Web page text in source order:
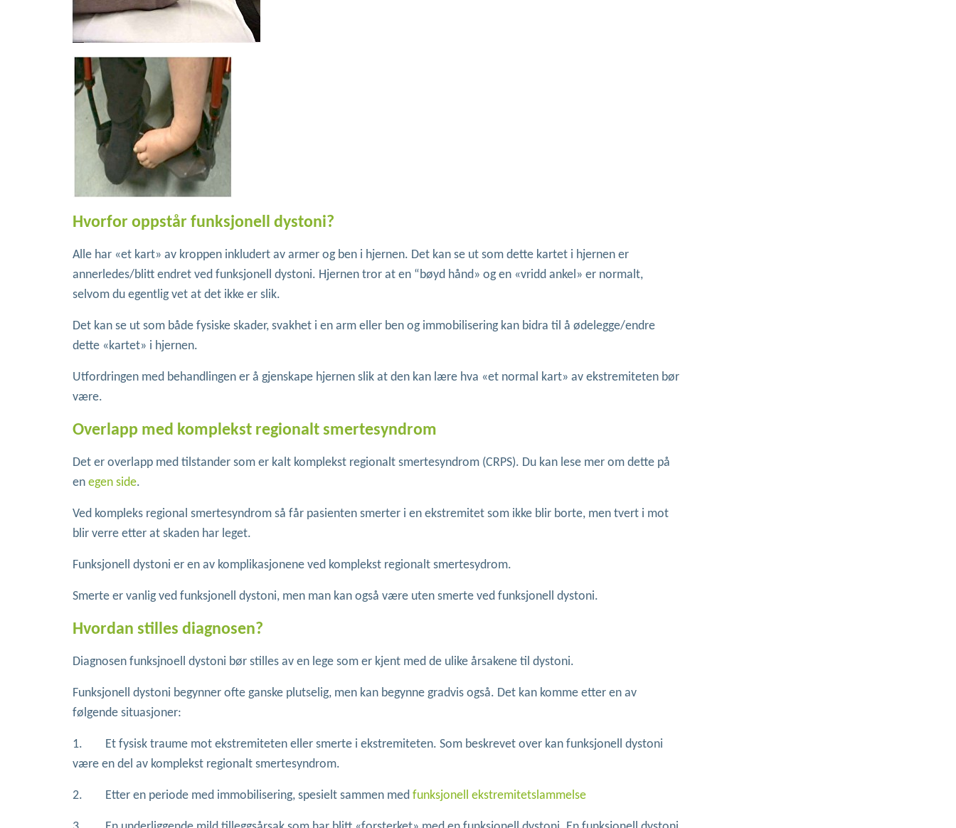
Hvorfor oppstår funksjonell dystoni?
Alle har «et kart» av kroppen inkludert av armer og ben i hjernen. Det kan se ut som dette kartet i hjernen er
annerledes/blitt endret ved funksjonell dystoni. Hjernen tror at en “bøyd hånd» og en «vridd ankel» er normalt,
selvom du egentlig vet at det ikke er slik.
Det kan se ut som både fysiske skader, svakhet i en arm eller ben og immobilisering kan bidra til å ødelegge/endre
dette «kartet» i hjernen.
Utfordringen med behandlingen er å gjenskape hjernen slik at den kan lære hva «et normal kart» av ekstremiteten bør
være.
Overlapp med komplekst regionalt smertesyndrom
Det er overlapp med tilstander som er kalt komplekst regionalt smertesyndrom (CRPS). Du kan lese mer om dette på
en egen side.
Ved kompleks regional smertesyndrom så får pasienten smerter i en ekstremitet som ikke blir borte, men tvert i mot
blir verre etter at skaden har leget.
Funksjonell dystoni er en av komplikasjonene ved komplekst regionalt smertesydrom.
Smerte er vanlig ved funksjonell dystoni, men man kan også være uten smerte ved funksjonell dystoni.
Hvordan stilles diagnosen?
Diagnosen funksjnoell dystoni bør stilles av en lege som er kjent med de ulike årsakene til dystoni.
Funksjonell dystoni begynner ofte ganske plutselig, men kan begynne gradvis også. Det kan komme etter en av
følgende situasjoner:
1. Et fysisk traume mot ekstremiteten eller smerte i ekstremiteten. Som beskrevet over kan funksjonell dystoni
være en del av komplekst regionalt smertesyndrom.
2. Etter en periode med immobilisering, spesielt sammen med funksjonell ekstremitetslammelse